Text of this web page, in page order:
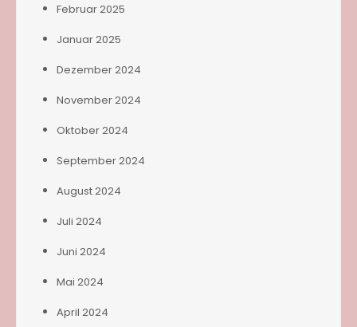
Februar 2025
Januar 2025
Dezember 2024
November 2024
Oktober 2024
September 2024
August 2024
Juli 2024
Juni 2024
Mai 2024
April 2024